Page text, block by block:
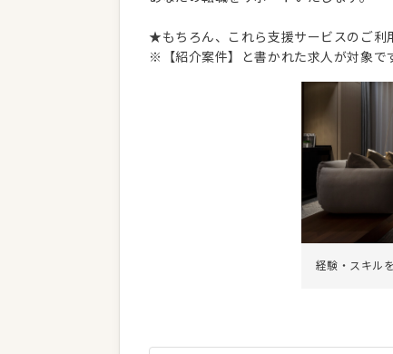
★もちろん、これら支援サービスのご利
※【紹介案件】と書かれた求人が対象で
経験・スキル